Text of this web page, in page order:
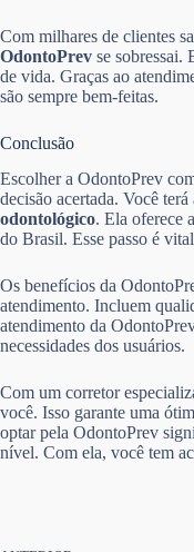
Com milhares de clientes
OdontoPrev se sobressai.
de vida. Graças ao
são sempre bem-feitas.
Conclusão
Escolher a OdontoPrev
decisão acertada. Você
odontológico. Ela oferece
do Brasil. Esse passo é
Os benefícios da
atendimento. Incluem
atendimento da
necessidades dos usuários.
Com um corretor
você. Isso garante uma
optar pela OdontoPrev
nível. Com ela, você tem